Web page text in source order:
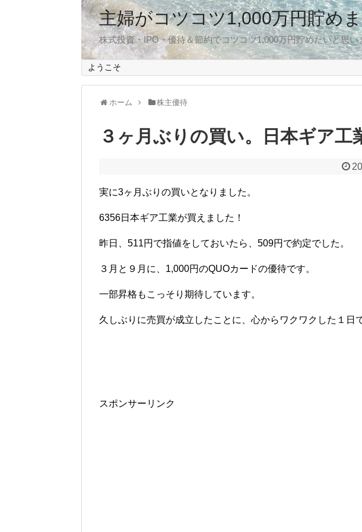
主婦がコツコツ1,000万円貯め
株式投資・IPO・優待＆節約でコツコツ1,000万円貯めたいと思い
ようこそ
ホーム 株主優待
３ヶ月ぶりの買い。日本ギア工
‌実に3ヶ月ぶりの買いとなりました。
6356日本ギア工業が買えました！
昨日、511円で指値をしておいたら、509円で約定でした。
３月と９月に、1,000円のQUOカードの優待です。
一部昇格もこっそり期待しています。
久しぶりに売買が成立したことに、心からワクワクした１日
スポンサーリンク